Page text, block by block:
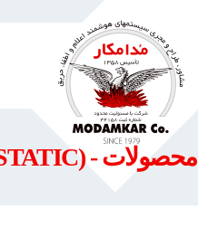
محصولات - (6000WLS/HLI – WIRELESS TRANSLATOR MODULE (STATIC